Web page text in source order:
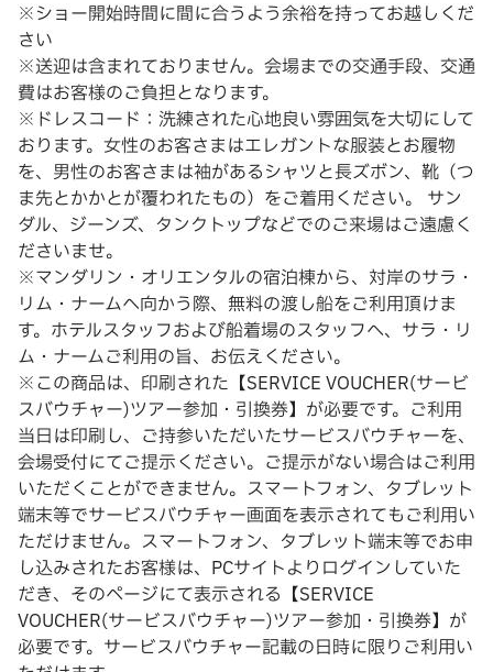
※ショー開始時間に間に合うよう余裕を持ってお越しくだ
さい
※送迎は含まれておりません。会場までの交通手段、交通
費はお客様のご負担となります。
※ドレスコード：洗練された心地良い雰囲気を大切にして
おります。女性のお客さまはエレガントな服装とお履物
を、男性のお客さまは袖があるシャツと長ズボン、靴（つ
ま先とかかとが覆われたもの）をご着用ください。 サン
ダル、ジーンズ、タンクトップなどでのご来場はご遠慮く
ださいませ。
※マンダリン・オリエンタルの宿泊棟から、対岸のサラ・
リム・ナームへ向かう際、無料の渡し船をご利用頂けま
す。ホテルスタッフおよび船着場のスタッフへ、サラ・リ
ム・ナームご利用の旨、お伝えください。
※この商品は、印刷された【SERVICE VOUCHER(サービ
スバウチャー)ツアー参加・引換券】が必要です。ご利用
当日は印刷し、ご持参いただいたサービスバウチャーを、
会場受付にてご提示ください。ご提示がない場合はご利用
いただくことができません。スマートフォン、タブレット
端末等でサービスバウチャー画面を表示されてもご利用い
ただけません。スマートフォン、タブレット端末等でお申
し込みされたお客様は、​PCサイトよりログインしていた
だき、そのページにて表示される【SERVICE
VOUCHER(サービスバウチャー)ツアー参加・引換券】が
必要です。サービスバウチャー記載の日時に限りご利用い